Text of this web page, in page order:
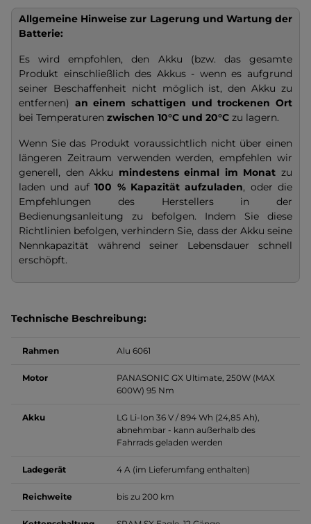
Allgemeine Hinweise zur Lagerung und Wartung der
Batterie:
Es wird empfohlen, den Akku (bzw. das gesamte
Produkt einschließlich des Akkus - wenn es aufgrund
seiner Beschaffenheit nicht möglich ist, den Akku zu
entfernen) an einem schattigen und trockenen Ort
bei Temperaturen zwischen 10°C und 20°C zu lagern.
Wenn Sie das Produkt voraussichtlich nicht über einen
längeren Zeitraum verwenden werden, empfehlen wir
generell, den Akku mindestens einmal im Monat zu
laden und auf100 % Kapazität aufzuladen, oder die
Empfehlungen des Herstellers in der
Bedienungsanleitung zu befolgen. Indem Sie diese
Richtlinien befolgen, verhindern Sie, dass der Akku seine
Nennkapazität während seiner Lebensdauer schnell
erschöpft.
Technische Beschreibung:
Rahmen Alu 6061
Motor
PANASONIC GX Ultimate, 250W (MAX
600W) 95 Nm
Akku
LG Li-Ion 36 V / 894 Wh (24,85 Ah),
abnehmbar - kann außerhalb des
Fahrrads geladen werden
Ladegerät 4 A (im Lieferumfang enthalten)
Reichweite bis zu 200 km